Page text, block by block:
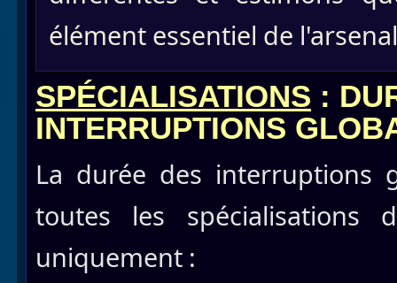
élément essentiel de
SPÉCIALISATIONS :
INTERRUPTIONS
La durée des interruptions
toutes les spécialisations
uniquement :